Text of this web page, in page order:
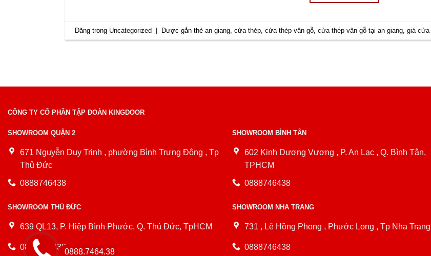
Đăng trong Uncategorized | Được gắn thẻan giang ,cửa thép ,cửa thép vân gỗ ,cửa thép vân gỗ tại an giang ,giá cửa
CÔNG TY CỔ PHẦN TẬP ĐOÀN KINGDOOR
SHOWROOM QUẬN 2
671 Nguyễn Duy Trinh , phường Bình Trưng Đông , Tp
Thủ Đức
0888746438
SHOWROOM THỦ ĐỨC
639 QL13, P. Hiệp Bình Phước, Q. Thủ Đức, TpHCM
0888746438
SHOWROOM BÌNH TÂN
602 Kinh Dương Vương , P. An Lạc , Q. Bình Tân,
TPHCM
0888746438
SHOWROOM NHA TRANG
731 , Lê Hồng Phong , Phước Long , Tp Nha Trang
0888746438
0888.7464.38